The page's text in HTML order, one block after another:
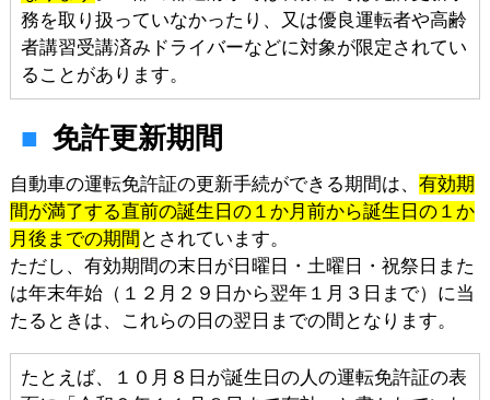
務を取り扱っていなかったり、又は優良運転者や高齢
者講習受講済みドライバーなどに対象が限定されてい
ることがあります。
免許更新期間
自動車の運転免許証の更新手続ができる期間は、 有効期
間が満了する直前の誕生日の１か月前から誕生日の１か
月後までの期間 とされています。
ただし、有効期間の末日が日曜日・土曜日・祝祭日また
は年末年始（１２月２９日から翌年１月３日まで）に当
たるときは、これらの日の翌日までの間となります。
たとえば、１０月８日が誕生日の人の運転免許証の表